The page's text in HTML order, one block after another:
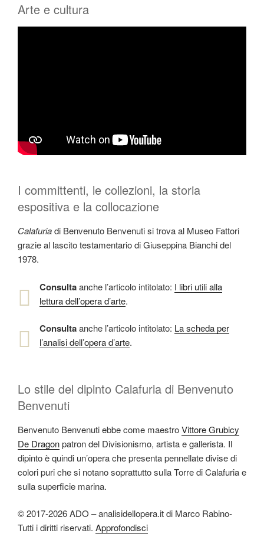
Arte e cultura
I committenti, le collezioni, la storia
espositiva e la collocazione
Calafuriadi Benvenuto Benvenuti si trova al Museo Fattori
grazie al lascito testamentario di Giuseppina Bianchi del
1978.
Consultaanche l’articolo intitolato: I libri utili alla
lettura dell’opera d’arte.
Consultaanche l’articolo intitolato: La scheda per
l’analisi dell’opera d’arte.
Lo stile del dipinto Calafuria di Benvenuto
Benvenuti
Benvenuto Benvenuti ebbe come maestroVittore Grubicy
De Dragonpatron del Divisionismo, artista e gallerista. Il
dipinto è quindi un’opera che presenta pennellate divise di
colori puri che si notano soprattutto sulla Torre di Calafuria e
sulla superficie marina.
© 2017-2026 ADO – analisidellopera.it di Marco Rabino-
Tutti i diritti riservati. Approfondisci